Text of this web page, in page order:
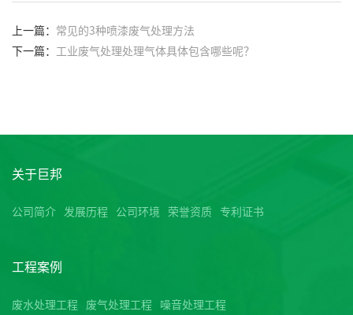
上一篇： 常见的3种喷漆废气处理方法
下一篇： 工业废气处理处理气体具体包含哪些呢？
关于巨邦
公司简介 发展历程 公司环境 荣誉资质 专利证书
工程案例
废水处理工程 废气处理工程 噪音处理工程